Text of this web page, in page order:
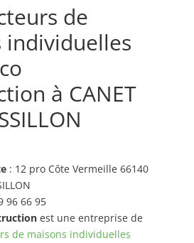
de
individuelles
à CANET
: 12 pro Côte Vermeille 66140
96 66 95
est une entreprise de
de maisons individuelles